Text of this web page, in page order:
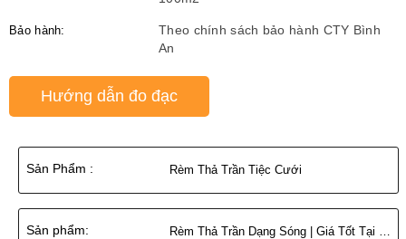
Bảo hành:
Theo chính sách bảo hành CTY Bình
An
Hướng dẫn đo đạc
Sản Phẩm : Rèm Thả Trần Tiệc Cưới
Sản phẩm: Rèm Thả Trần Dạng Sóng | Giá Tốt Tại Bình An